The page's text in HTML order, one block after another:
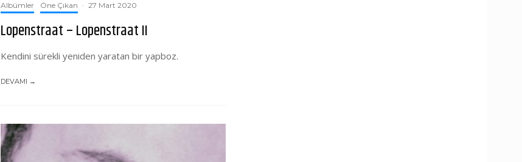
Albümler Öne Çıkan · 27 Mart 2020
Lopenstraat – Lopenstraat II
Kendini sürekli yeniden yaratan bir yapboz.
DEVAMI →